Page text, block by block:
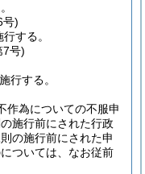
号)
する。
7号)
行する。
作為についての不服申
施行前にされた行政
の施行前にされた申
ついては、なお従前